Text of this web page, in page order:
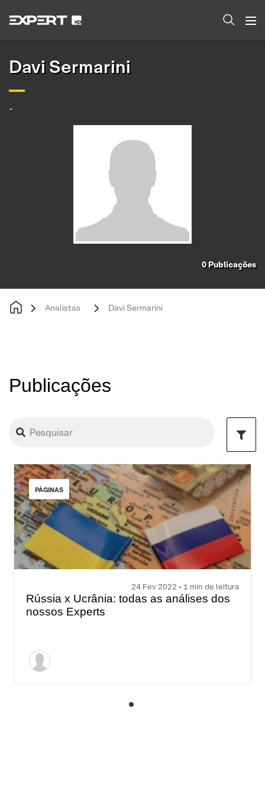
Davi Sermarini
-
0Publicações
Analistas Davi Sermarini
Publicações
PÁGINAS
24 Fev 2022 • 1 min de leitura
Rússia x Ucrânia: todas as análises dos
nossos Experts